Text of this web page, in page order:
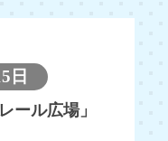
日
ール広場」